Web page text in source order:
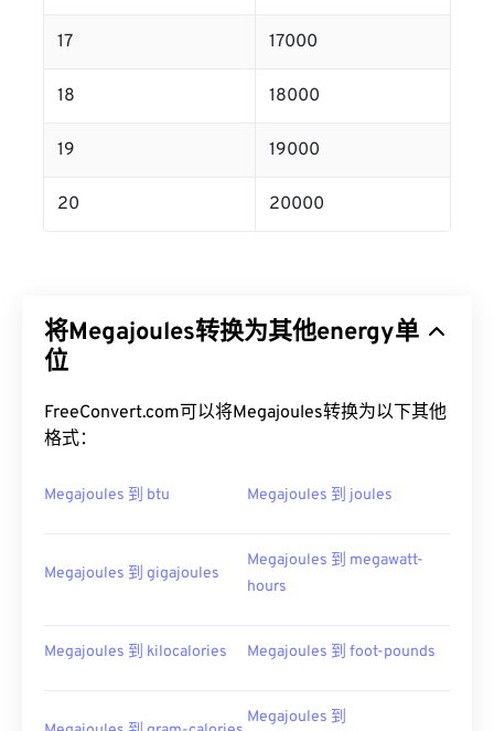
17 17000
18 18000
19 19000
20 20000
将Megajoules转换为其他energy单
位
FreeConvert.com可以将Megajoules转换为以下其他
格式：
Megajoules 到 btu Megajoules 到 joules
Megajoules 到 gigajoules
Megajoules 到 megawatt-
hours
Megajoules 到 kilocalories Megajoules 到 foot-pounds
Megajoules 到